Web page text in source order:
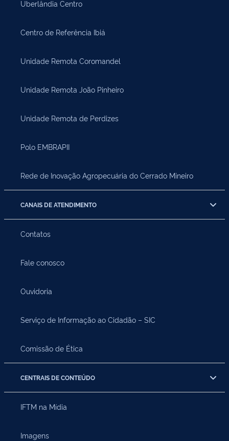
Uberlândia Centro
Centro de Referência Ibiá
Unidade Remota Coromandel
Unidade Remota João Pinheiro
Unidade Remota de Perdizes
Polo EMBRAPII
Rede de Inovação Agropecuária do Cerrado Mineiro
CANAIS DE ATENDIMENTO
Contatos
Fale conosco
Ouvidoria
Serviço de Informação ao Cidadão – SIC
Comissão de Ética
CENTRAIS DE CONTEÚDO
IFTM na Mídia
Imagens